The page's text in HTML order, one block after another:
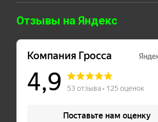
Отзывы на Яндекс